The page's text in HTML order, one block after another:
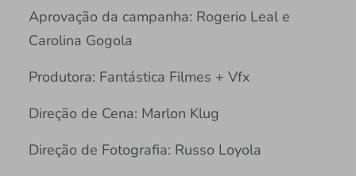
Aprovação da campanha: Rogerio Leal e
Carolina Gogola
Produtora: Fantástica Filmes + Vfx
Direção de Cena: Marlon Klug
Direção de Fotografia: Russo Loyola